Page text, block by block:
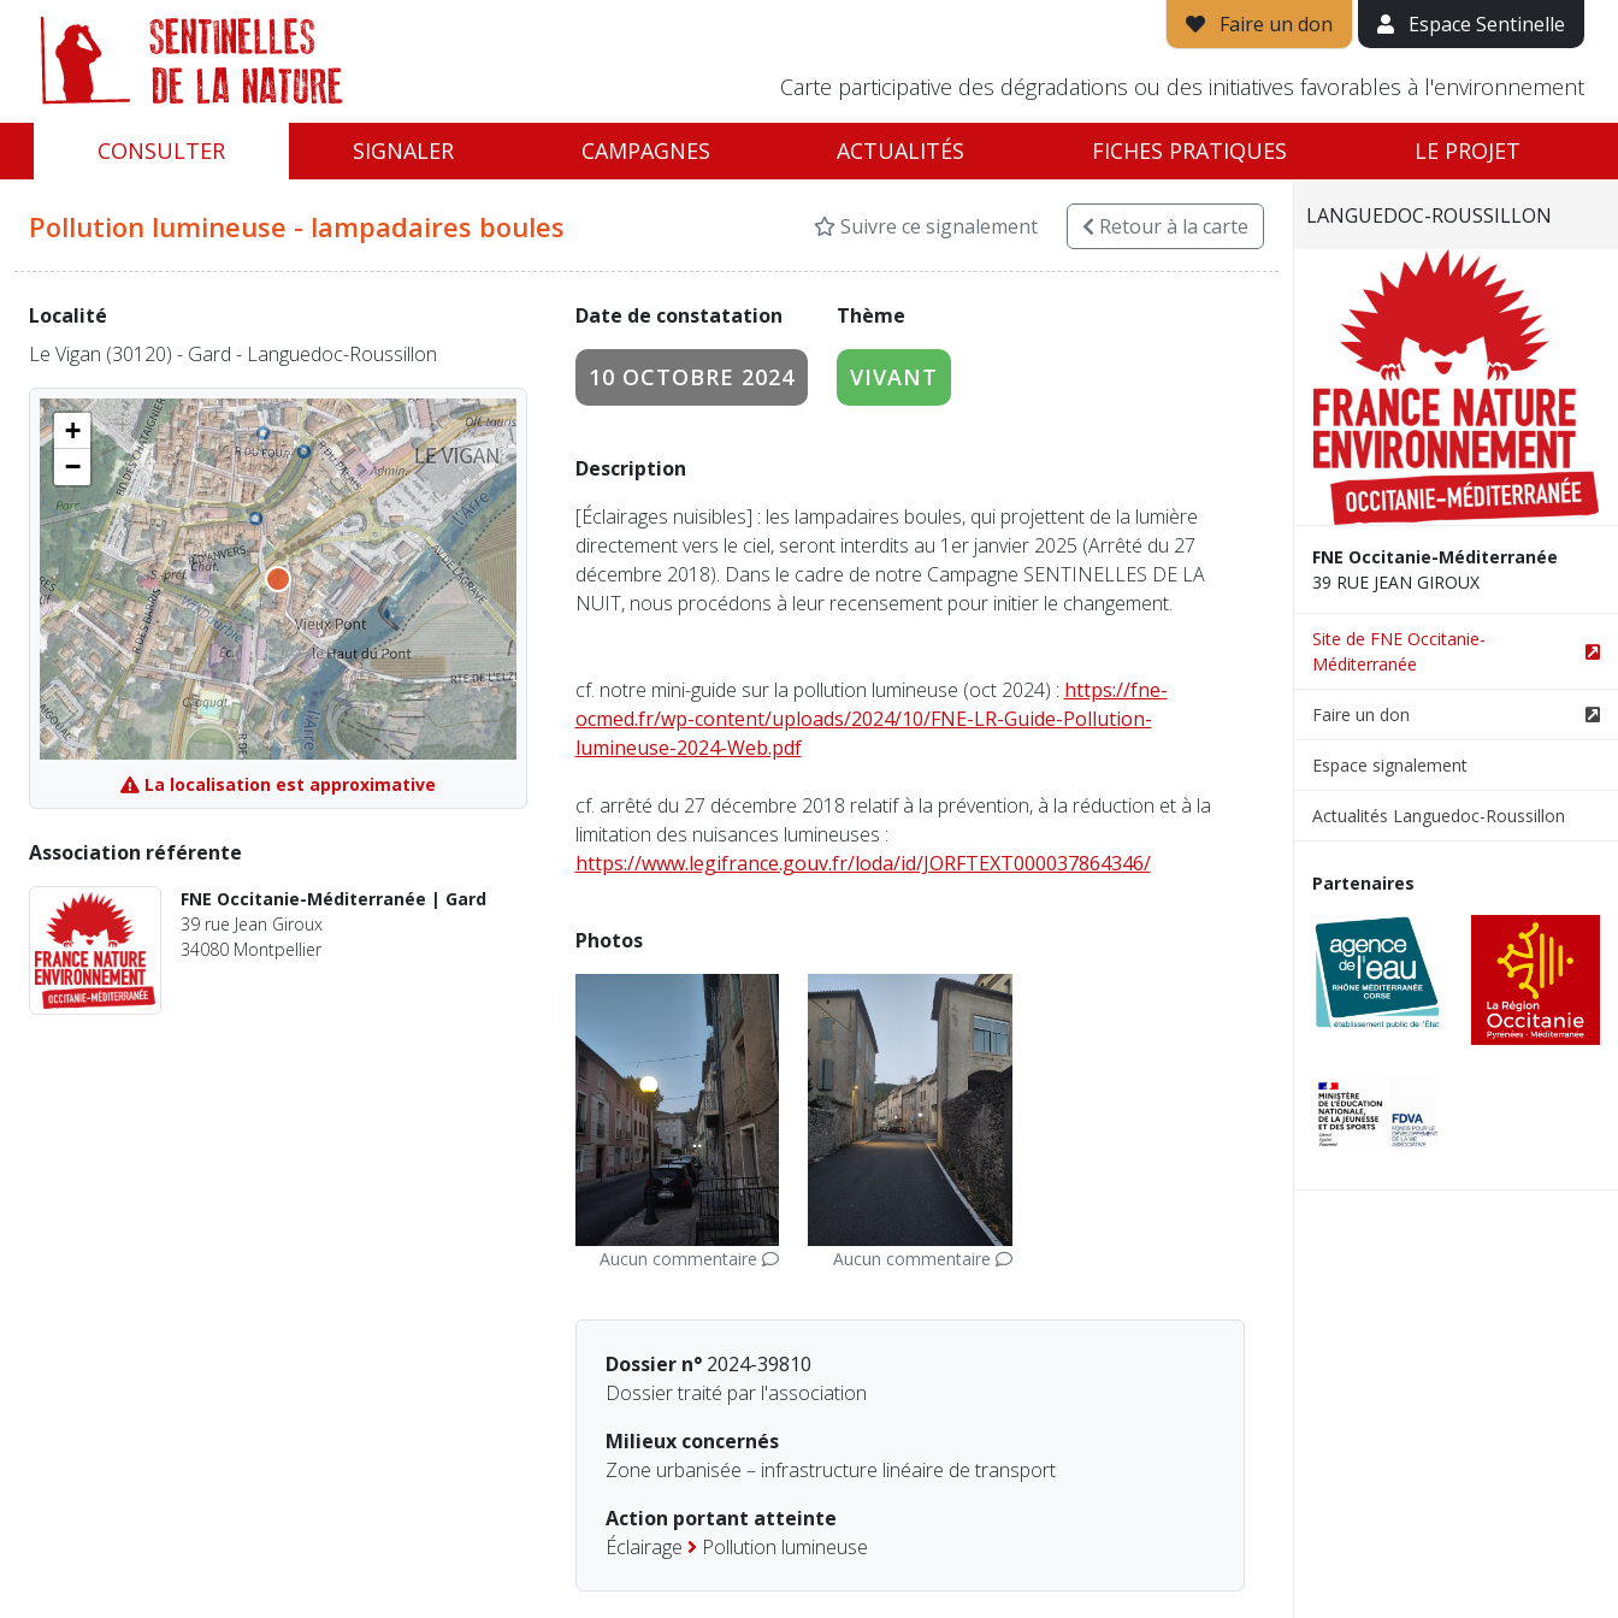
Faire un don Espace Sentinelle
Carte participative des dégradations ou des initiatives favorables à l'environnement
CONSULTER SIGNALER CAMPAGNES ACTUALITÉS FICHES PRATIQUES LE PROJET
Pollution lumineuse - lampadaires boules Suivre ce signalement Retourà la carte
Date de constatation
10 OCTOBRE 2024
Thème
VIVANT
Description
[Éclairages nuisibles] : les lampadaires boules, qui projettent de la lumière
directement vers le ciel, seront interdits au 1er janvier 2025 (Arrêté du 27
décembre 2018). Dans le cadre de notre Campagne SENTINELLES DE LA
NUIT, nous procédons à leur recensement pour initier le changement.
cf. notre mini-guide sur la pollution lumineuse (oct 2024) : https://fne-
ocmed.fr/wp-content/uploads/2024/10/FNE-LR-Guide-Pollution-
lumineuse-2024-Web.pdf
cf. arrêté du 27 décembre 2018 relatif à la prévention, à la réduction et à la
limitation des nuisances lumineuses :
https://www.legifrance.gouv.fr/loda/id/JORFTEXT000037864346/
Photos
Aucun commentaire Aucun commentaire
Dossier n°2024-39810
Dossier traité par l'association
Milieux concernés
Zone urbanisée – infrastructure linéaire de transport
Action portant atteinte
Éclairage
Pollution lumineuse
Localité
Le Vigan (30120) - Gard - Languedoc-Roussillon
+
−
La localisation est approximative
Association référente
FNE Occitanie-Méditerranée | Gard
39 rue Jean Giroux
34080 Montpellier
LANGUEDOC-ROUSSILLON
FNE Occitanie-Méditerranée
39 RUE JEAN GIROUX
Site de FNE Occitanie-
Méditerranée
Faire un don
Espace signalement
Actualités Languedoc-Roussillon
Partenaires
Panneau de gestion des cookies